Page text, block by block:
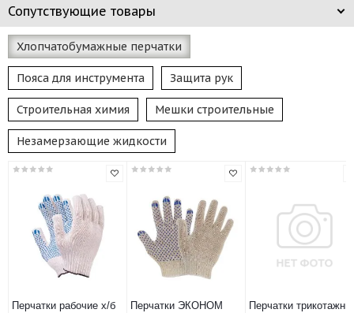
Сопутствующие товары
Хлопчатобумажные перчатки
Пояса для инструмента Защита рук
Строительная химия Мешки строительные
Незамерзающие жидкости
Перчатки рабочие х/б
Перчатки ЭКОНОМ
Перчатки